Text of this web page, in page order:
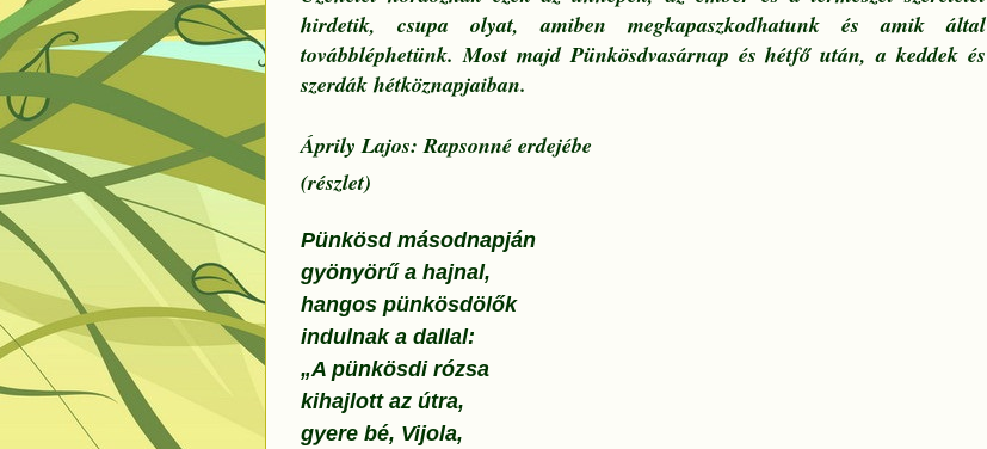
hirdetik, csupa olyat, amiben megkapaszkodhatunk és amik által
továbbléphetünk. Most majd Pünkösdvasárnap és hétfő után, a keddek és
szerdák hétköznapjaiban.
Áprily Lajos: Rapsonné erdejébe
(részlet)
Pünkösd másodnapján
gyönyörű a hajnal,
hangos pünkösdölők
indulnak a dallal:
„A pünkösdi rózsa
kihajlott az útra,
gyere bé, Vijola,